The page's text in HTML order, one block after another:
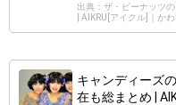
出典：ザ・ピーナッツ
| AIKRU[アイクル]｜か
キャンディーズ
在も総まとめ |